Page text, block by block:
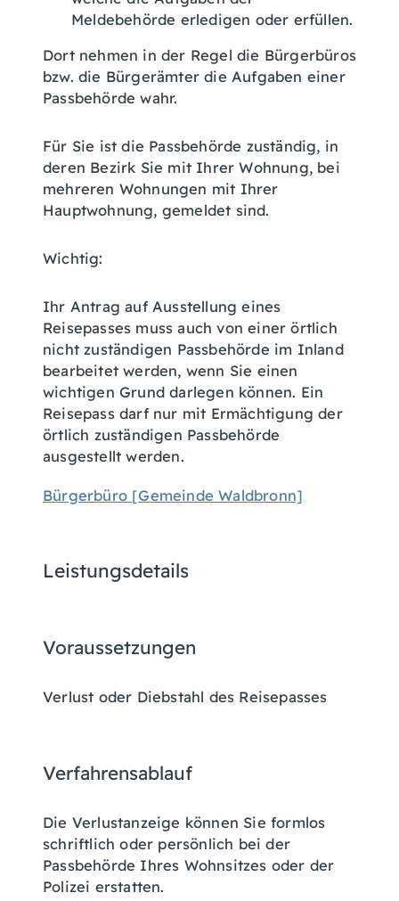
Meldebehörde erledigen oder erfüllen.
Dort nehmen in der Regel die Bürgerbüros
bzw. die Bürgerämter die Aufgaben einer
Passbehörde wahr.
Für Sie ist die Passbehörde zuständig, in
deren Bezirk Sie mit Ihrer Wohnung, bei
mehreren Wohnungen mit Ihrer
Hauptwohnung, gemeldet sind.
Wichtig:
Ihr Antrag auf Ausstellung eines
Reisepasses muss auch von einer örtlich
nicht zuständigen Passbehörde im Inland
bearbeitet werden, wenn Sie einen
wichtigen Grund darlegen können. Ein
Reisepass darf nur mit Ermächtigung der
örtlich zuständigen Passbehörde
ausgestellt werden.
Bürgerbüro [Gemeinde Waldbronn]
Leistungsdetails
Voraussetzungen
Verlust oder Diebstahl des Reisepasses
Verfahrensablauf
Die Verlustanzeige können Sie formlos
schriftlich oder persönlich bei der
Passbehörde Ihres Wohnsitzes oder der
Polizei erstatten.